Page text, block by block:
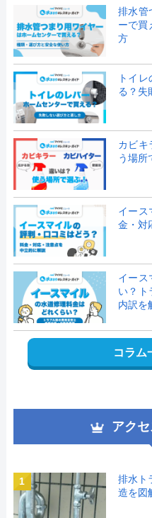
排水管
ーで買
方
トイ
る？失
カビキ
う場所
イース
金・対
イース
い？ト
内訳を
コラム
アク
1
排水ト
造を図